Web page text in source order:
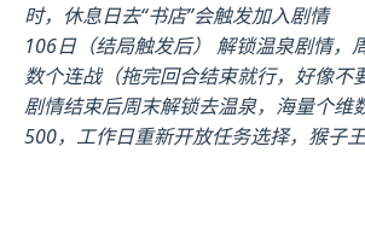
时，休息日去“书店”会触发加入剧情
106日（结局触发后） 解锁温泉剧情，
数个连战（拖完回合结束就行，好像不
剧情结束后周末解锁去温泉，海量个维
500，工作日重新开放任务选择，猴子